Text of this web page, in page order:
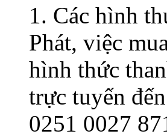
1. Các hình
Phát, việc
hình thức
trực tuyến
0251 0027